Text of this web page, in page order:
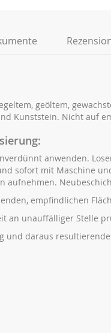
geöltem,
Kunststein. Nicht auf
anwenden.
sofort mit Maschine
aufnehmen.
empfindlichen
an unauffälliger Stelle
und daraus